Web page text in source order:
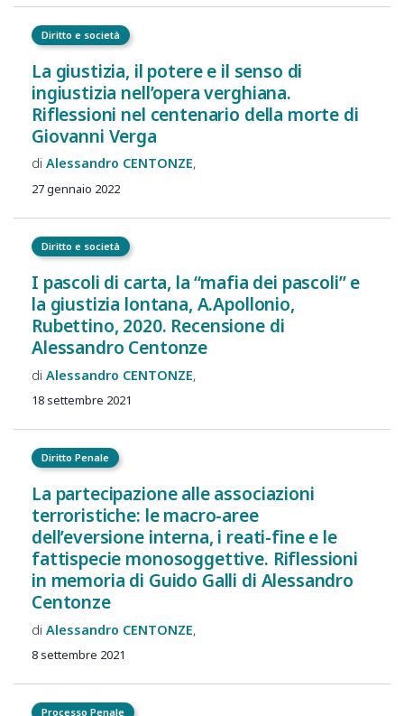
Diritto e società
La giustizia, il potere e il senso di
ingiustizia nell’opera verghiana.
Riflessioni nel centenario della morte di
Giovanni Verga
Alessandro CENTONZE
27 gennaio 2022
Diritto e società
I pascoli di carta, la “mafia dei pascoli” e
la giustizia lontana, A.Apollonio,
Rubettino, 2020. Recensione di
Alessandro Centonze
Alessandro CENTONZE
18 settembre 2021
Diritto Penale
La partecipazione alle associazioni
terroristiche: le macro-aree
dell’eversione interna, i reati-fine e le
fattispecie monosoggettive. Riflessioni
in memoria di Guido Galli di Alessandro
Centonze
Alessandro CENTONZE
8 settembre 2021
Processo Penale